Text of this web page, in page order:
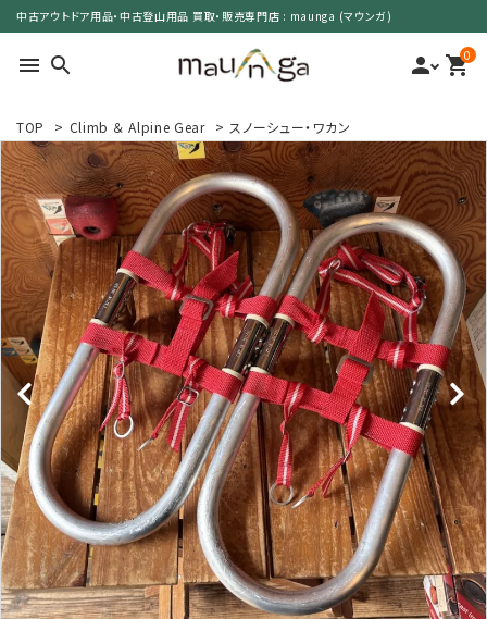
中古アウトドア用品・中古登山用品 買取・販売専門店 : maunga (マウンガ)
menu search person 0
shopping_cart
search
カテゴリーで選ぶ
サイズで選ぶ
特集で選ぶ
価格で選ぶ
買取案内
レンタル・修理
店舗情報
POLICY
TOP > Climb ＆ Alpine Gear > スノーシュー・ワカン